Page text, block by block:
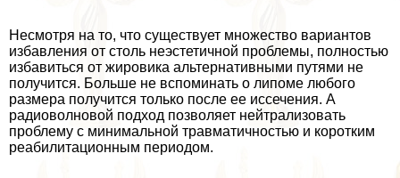
Несмотря на то, что существует множество вариантов
избавления от столь неэстетичной проблемы, полностью
избавиться от жировика альтернативными путями не
получится. Больше не вспоминать о липоме любого
размера получится только после ее иссечения. А
радиоволновой подход позволяет нейтрализовать
проблему с минимальной травматичностью и коротким
реабилитационным периодом.